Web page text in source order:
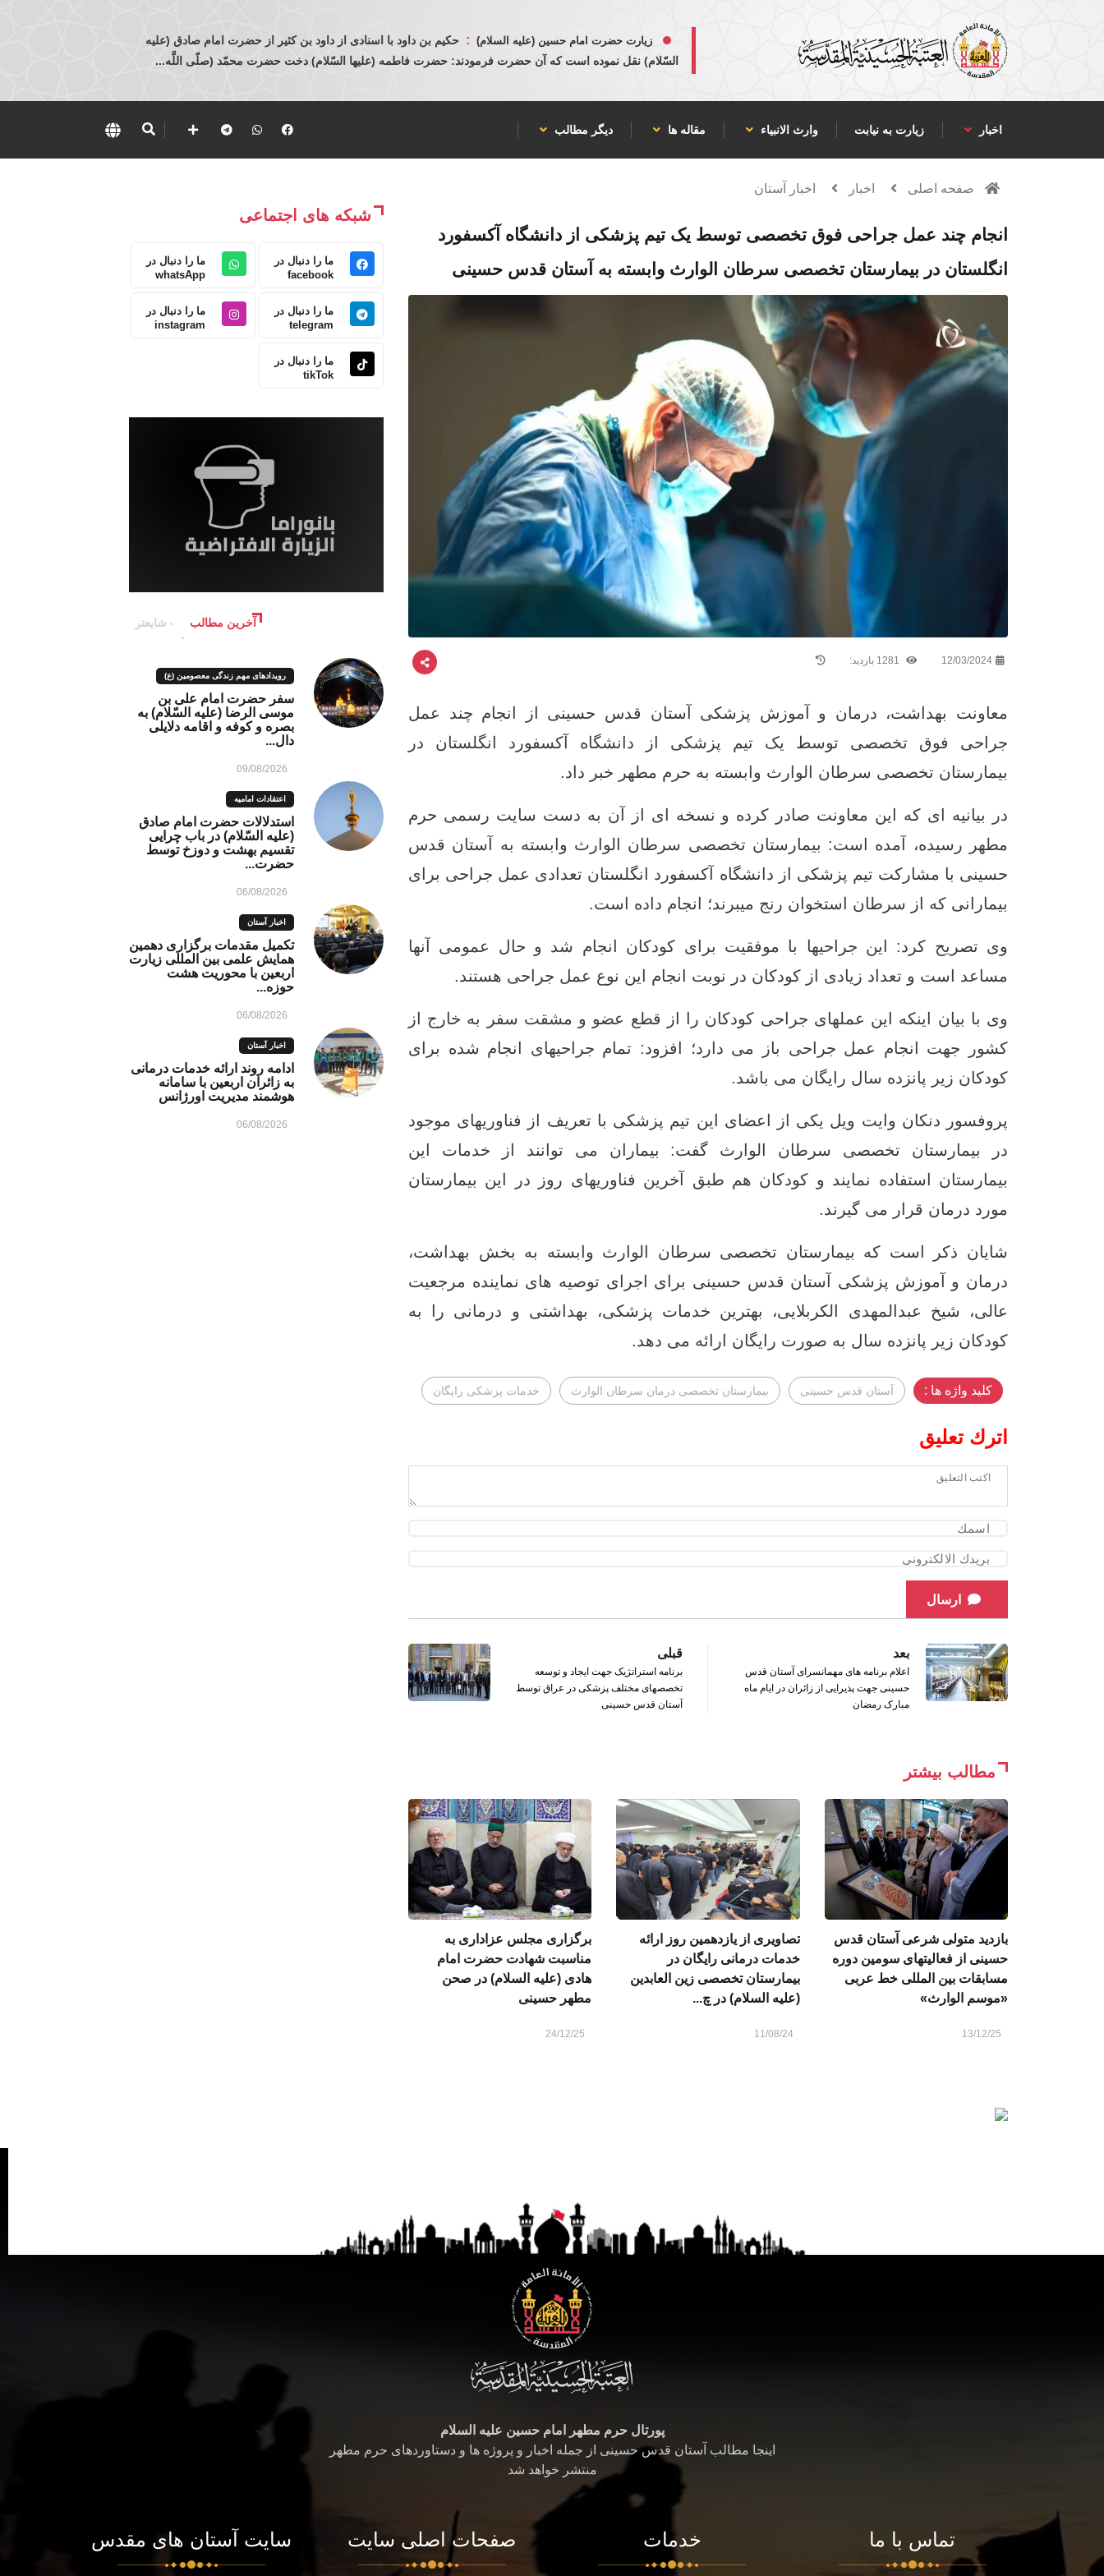
زیارت حضرت امام حسین (علیه السلام) : حكيم بن داود با اسنادی از داود بن كثير از حضرت امام صادق (عليه
السّلام) نقل نموده است كه آن حضرت فرمودند: حضرت فاطمه (عليها السّلام) دخت حضرت محمّد (صلّى اللَّه...
اخبار زیارت به نیابت وارث الانبياء مقاله ها دیگر مطالب
صفحه اصلی اخبار اخبار آستان
انجام چند عمل جراحی فوق تخصصی توسط یک تیم پزشکی از دانشگاه آکسفورد
انگلستان در بیمارستان تخصصی سرطان الوارث وابسته به آستان قدس حسینی
12/03/2024
معاونت بهداشت، درمان و آموزش پزشکی آستان قدس حسینی از انجام چند عمل
جراحی فوق تخصصی توسط یک تیم پزشکی از دانشگاه آکسفورد انگلستان در
بیمارستان تخصصی سرطان الوارث وابسته به حرم مطهر خبر داد.
در بیانیه ای که این معاونت صادر کرده و نسخه ای از آن به دست سایت رسمی حرم
مطهر رسیده، آمده است: بیمارستان تخصصی سرطان الوارث وابسته به آستان قدس
حسینی با مشارکت تیم پزشکی از دانشگاه آکسفورد انگلستان تعدادی عمل جراحی برای
بیمارانی که از سرطان استخوان رنج میبرند؛ انجام داده است.
وی تصریح کرد: این جراحیها با موفقیت برای کودکان انجام شد و حال عمومی آنها
مساعد است و تعداد زیادی از کودکان در نوبت انجام این نوع عمل جراحی هستند.
وی با بیان اینکه این عملهای جراحی کودکان را از قطع عضو و مشقت سفر به خارج از
کشور جهت انجام عمل جراحی باز می دارد؛ افزود: تمام جراحیهای انجام شده برای
کودکان زیر پانزده سال رایگان می باشد.
پروفسور دنکان وایت ویل یکی از اعضای این تیم پزشکی با تعریف از فناوریهای موجود
در بیمارستان تخصصی سرطان الوارث گفت: بیماران می توانند از خدمات این
بیمارستان استفاده نمایند و کودکان هم طبق آخرین فناوریهای روز در این بیمارستان
مورد درمان قرار می گیرند.
شایان ذکر است که بیمارستان تخصصی سرطان الوارث وابسته به بخش بهداشت،
درمان و آموزش پزشکی آستان قدس حسینی برای اجرای توصیه های نماینده مرجعیت
عالی، شیخ عبدالمهدی الکربلایی، بهترین خدمات پزشکی، بهداشتی و درمانی را به
کودکان زیر پانزده سال به صورت رایگان ارائه می دهد.
کلید واژه ها : آستان قدس حسینی بیمارستان تخصصی درمان سرطان الوارث خدمات پزشکی رایگان
اترك تعليق
ارسال
قبلی
برنامه استراتژیک جهت ایجاد و توسعه
تخصصهای مختلف پزشکی در عراق توسط
آستان قدس حسینی
بعد
اعلام برنامه های مهمانسرای آستان قدس
حسینی جهت پذیرایی از زائران در ایام ماه
مبارک رمضان
مطالب بیشتر
بازدید متولی شرعی آستان قدس
حسینی از فعالیتهای سومین دوره
مسابقات بین المللی خط عربی
«موسم الوارث»
13/12/25
تصاويرى از یازدهمین روز ارائه
خدمات درمانی رایگان در
بیمارستان تخصصی زين العابدين
(عليه السلام) در چ...
11/08/24
برگزاری مجلس عزاداری به
مناسبت شهادت حضرت امام
هادی (علیه السلام) در صحن
مطهر حسینی
24/12/25
شبکه های اجتماعی
ما را دنبال در
facebook
ما را دنبال در
whatsApp
ما را دنبال در
telegram
ما را دنبال در
instagram
ما را دنبال در
tikTok
آخرین مطالب شایعتر
رویدادهای مهم زندگی معصومین (ع)
سفر حضرت امام علی بن
موسی الرضا (علیه السّلام) به
بصره و کوفه و اقامه دلایلی
دال...
09/08/2026
اعتقادات امامیه
استدلالات حضرت امام صادق
(علیه السّلام) در باب چرایی
تقسیم بهشت و دوزخ توسط
حضرت...
06/08/2026
اخبار آستان
تکمیل مقدمات برگزاری دهمین
همایش علمی بین المللی زیارت
اربعین با محوریت هشت
حوزه...
06/08/2026
اخبار آستان
ادامه روند ارائه خدمات درمانی
به زائران اربعین با سامانه
هوشمند مدیریت اورژانس
06/08/2026
پورتال حرم مطهر امام حسین علیه السلام
اینجا مطالب آستان قدس حسینی از جمله اخبار و پروژه ها و دستاوردهای حرم مطهر
منتشر خواهد شد
تماس با ما خدمات صفحات اصلی سایت سایت آستان های مقدس